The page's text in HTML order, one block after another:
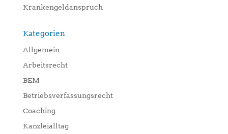
Krankengeldanspruch
Kategorien
Allgemein
Arbeitsrecht
BEM
Betriebsverfassungsrecht
Coaching
Kanzleialltag